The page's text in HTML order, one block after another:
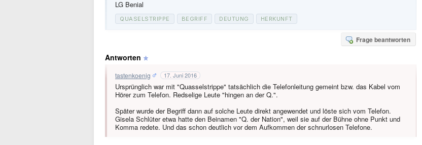
LG Benial
QUASELSTRIPPE BEGRIFF DEUTUNG HERKUNFT
Frage beantworten
Antworten
tastenkoenig 17. Juni 2016
Ursprünglich war mit "Quasselstrippe" tatsächlich die Telefonleitung gemeint bzw. das Kabel vom
Hörer zum Telefon. Redselige Leute "hingen an der Q.".
Später wurde der Begriff dann auf solche Leute direkt angewendet und löste sich vom Telefon.
Gisela Schlüter etwa hatte den Beinamen "Q. der Nation", weil sie auf der Bühne ohne Punkt und
Komma redete. Und das schon deutlich vor dem Aufkommen der schnurlosen Telefone.